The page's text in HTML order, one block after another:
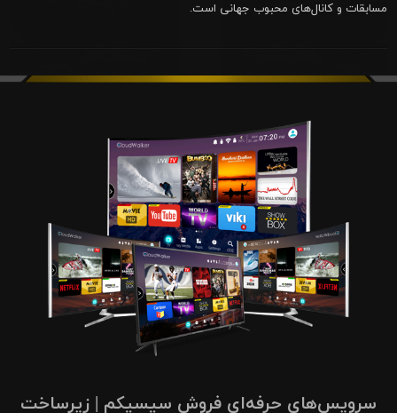
مسابقات و کانال‌های محبوب جهانی است.
سرویس‌های حرفه‌ای فروش سیسیکم | زیرساخت